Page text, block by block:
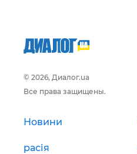
© 2026, Диалог.ua
Все права защищены.
Новини
расія